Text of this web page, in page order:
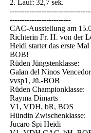
2. Lauf: 32,7 sek.
-------------------------
CAC-Ausstellung am
Richterin Fr. H. von der
Heidi startet das erste
BOB!
Rüden Jüngstenklasse:
Galan del Ninos
vvsp1, Jü.-BOB
Rüden Championklasse:
Rayma Dimarts
V1, VDH, bR, BOS
Hündin Zwischenklasse:
Jucaro Spi Heidi